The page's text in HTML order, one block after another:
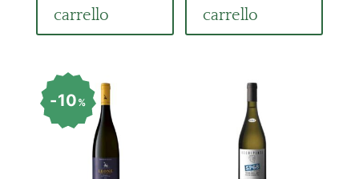
carrello
carrello
10%